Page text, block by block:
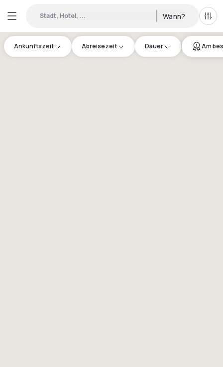
Stadt, Hotel, ... Wann? Alle
Ankunftszeit Abreisezeit Dauer Am